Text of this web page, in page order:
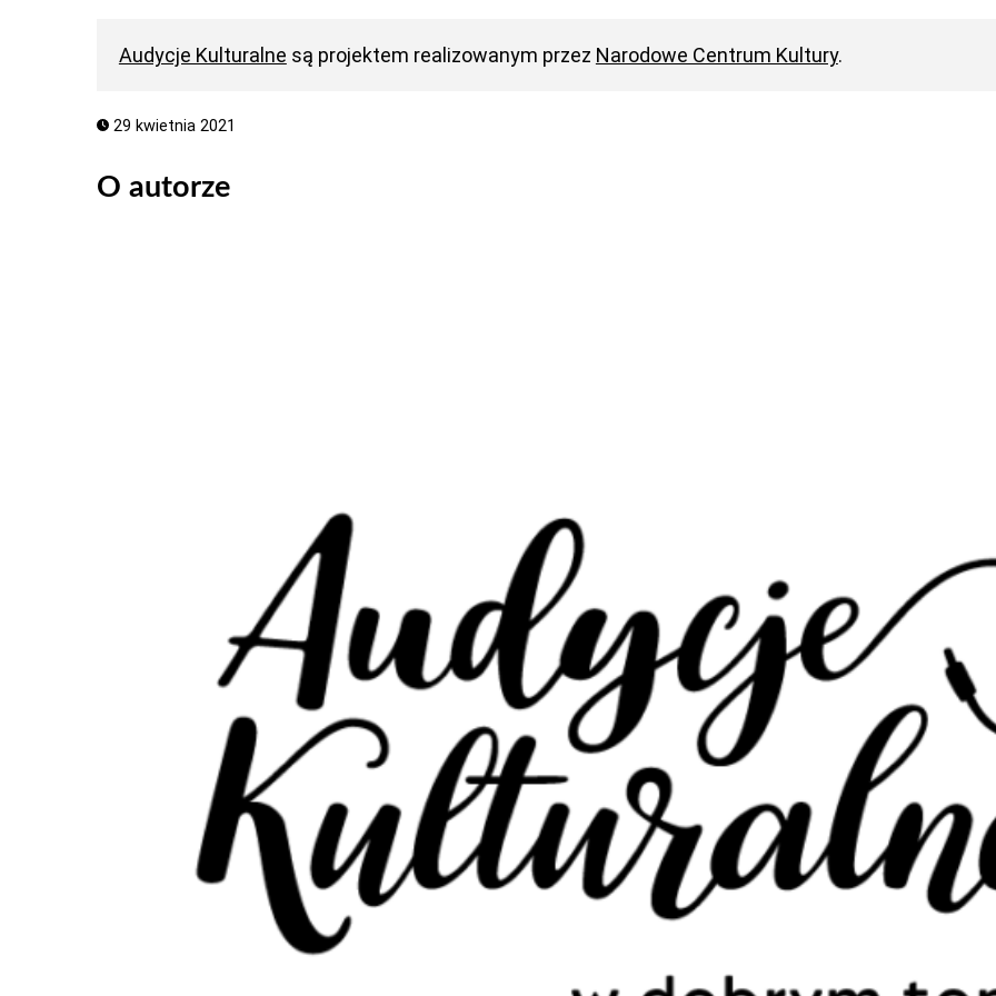
Audycje Kulturalne są projektem realizowanym przez Narodowe Centrum Kultury.
29 kwietnia 2021
O autorze